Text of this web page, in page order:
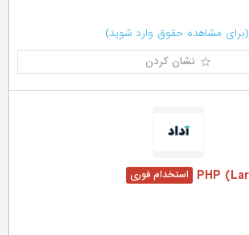
(برای مشاهده حقوق وارد شوید)
نشان کردن